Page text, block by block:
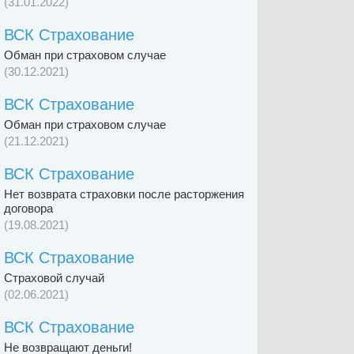
ВСК Страхование
Обман при страховом случае
(30.12.2021)
ВСК Страхование
Обман при страховом случае
(21.12.2021)
ВСК Страхование
Нет возврата страховки после расторжения
договора
(19.08.2021)
ВСК Страхование
Страховой случай
(02.06.2021)
ВСК Страхование
Не возвращают деньги!